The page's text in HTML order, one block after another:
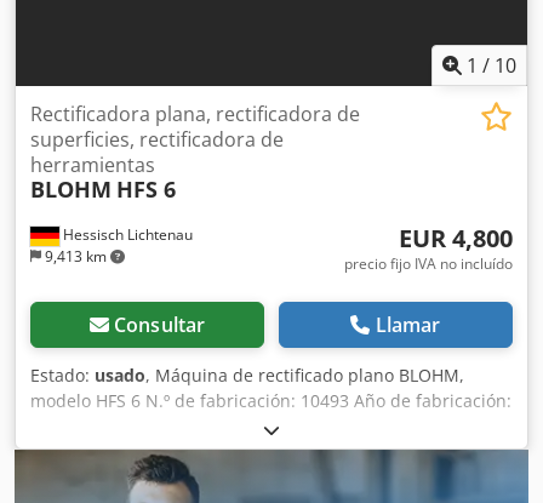
1 / 10
Hessisch Lichtenau
9,413 km
Rectificadora plana, rectificadora de
superficies, rectificadora de
herramientas
BLOHM HFS 6
EUR 4,800
precio fijo IVA no incluído
Consultar Llamar
Estado: usado, Máquina de rectificado plano BLOHM,
modelo HFS 6 N.º de fabricación: 10493 Año de fabricación:
1973 Plato de sujeción electromagnético de 600 x 300 mm
Longitud de rectificado: 600 mm Anchura de rectificado:
400 mm Recorrido longitudinal de la mesa: máx. 650 mm